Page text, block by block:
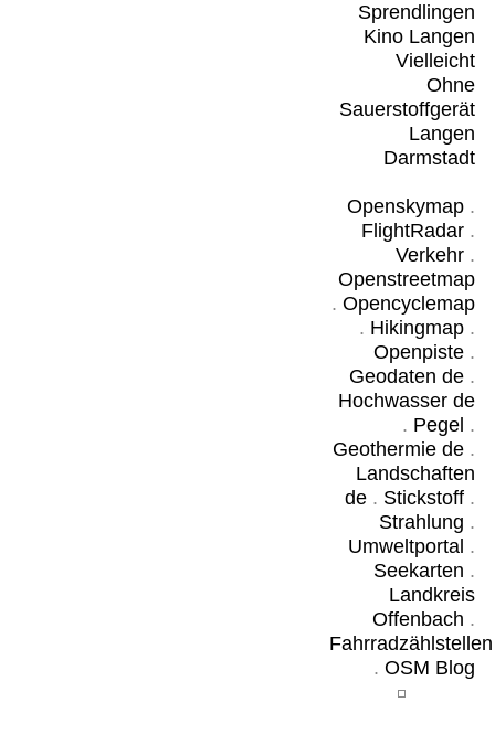
Sprendlingen
Kino Langen
Vielleicht
Ohne
Sauerstoffgerät
Langen
Darmstadt
Openskymap.
FlightRadar.
Verkehr.
Openstreetmap
. Opencyclemap
. Hikingmap.
Openpiste.
Geodaten de.
Hochwasser de
. Pegel .
Geothermie de.
Landschaften
de. Stickstoff.
Strahlung .
Umweltportal .
Seekarten .
Landkreis
Offenbach .
Fahrradzählstellen
. OSM Blog